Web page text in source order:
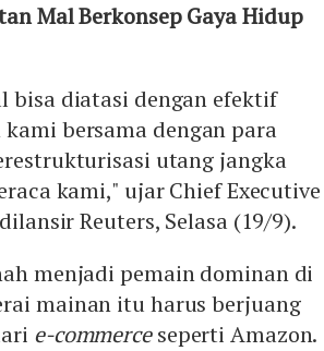
Mal Berkonsep Gaya Hidup
bisa diatasi dengan efektif
bersama dengan para
utang jangka
kami," ujar Chief Executive
Reuters, Selasa (19/9).
menjadi pemain dominan di
mainan itu harus berjuang
e-commerceseperti Amazon.